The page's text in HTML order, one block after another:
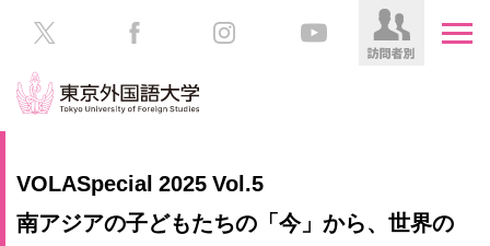
大
験
生
の
VOLASpecial 2025 Vol.5
南アジアの子どもたちの「今」から、世界の